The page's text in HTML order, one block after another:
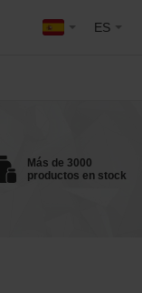
ES
Más de 3000
productos en stock